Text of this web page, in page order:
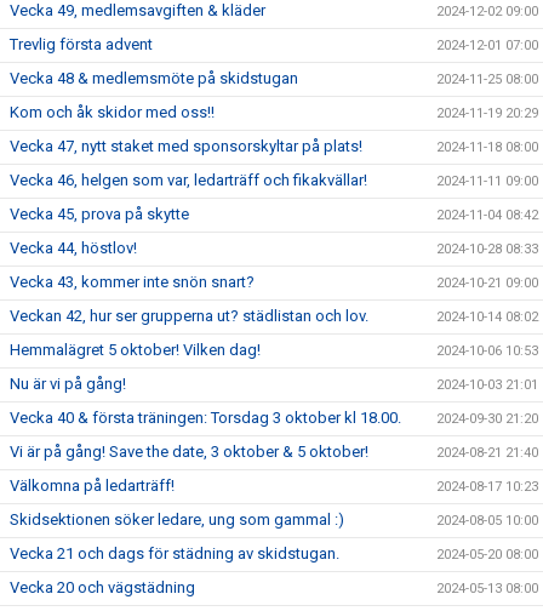
Vecka 49, medlemsavgiften & kläder 2024-12-02 09:00
Trevlig första advent 2024-12-01 07:00
Vecka 48 & medlemsmöte på skidstugan 2024-11-25 08:00
Kom och åk skidor med oss!! 2024-11-19 20:29
Vecka 47, nytt staket med sponsorskyltar på plats! 2024-11-18 08:00
Vecka 46, helgen som var, ledarträff och fikakvällar! 2024-11-11 09:00
Vecka 45, prova på skytte 2024-11-04 08:42
Vecka 44, höstlov! 2024-10-28 08:33
Vecka 43, kommer inte snön snart? 2024-10-21 09:00
Veckan 42, hur ser grupperna ut? städlistan och lov. 2024-10-14 08:02
Hemmalägret 5 oktober! Vilken dag! 2024-10-06 10:53
Nu är vi på gång! 2024-10-03 21:01
Vecka 40 & första träningen: Torsdag 3 oktober kl 18.00. 2024-09-30 21:20
Vi är på gång! Save the date, 3 oktober & 5 oktober! 2024-08-21 21:40
Välkomna på ledarträff! 2024-08-17 10:23
Skidsektionen söker ledare, ung som gammal :) 2024-08-05 10:00
Vecka 21 och dags för städning av skidstugan. 2024-05-20 08:00
Vecka 20 och vägstädning 2024-05-13 08:00